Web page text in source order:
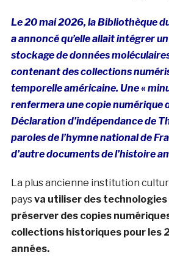
Le 20 mai 2026, la Bibliothèque
a annoncé qu’elle allait intégrer
stockage de données
contenant des collections
temporelle américaine. Une «
renfermera une copie numérique
Déclaration d’indépendance de
paroles de l’hymne national de
d’autre documents de l’histoire
La plus ancienne institution
paysva utiliser des
préserver des copies
collections historiques pour les
années.